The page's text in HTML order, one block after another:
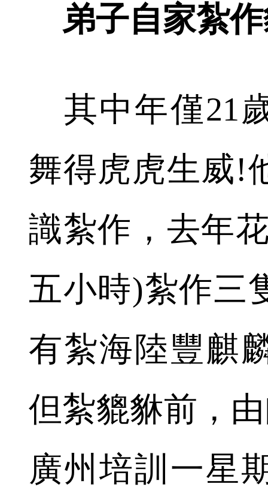
弟子自家紮
其中年僅21
舞得虎虎生威!
識紮作，去年
五小時)紮作三
有紮海陸豐麒
但紮貔貅前，
廣州培訓一星